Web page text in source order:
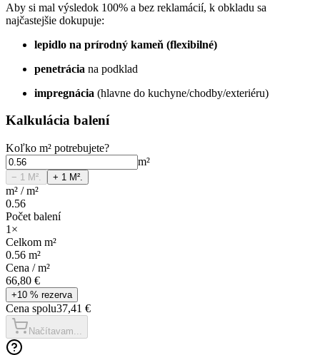
Aby si mal výsledok 100% a bez reklamácií, k obkladu sa
najčastejšie dokupuje:
lepidlo na prírodný kameň (flexibilné)
penetrácia na podklad
impregnácia (hlavne do kuchyne/chodby/exteriéru)
Kalkulácia balení
Koľko m² potrebujete?
m²
− 1 M². + 1 M².
m² /m²
0.56
Počet balení
1 ×
Celkom m²
0.56 m²
Cena /m²
66,80 €
+10 % rezerva
Cena spolu37,41 €
Načítavam...